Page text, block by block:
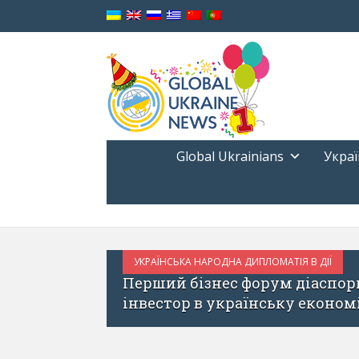
Global Ukrainians
– найбільший
РЕФОРМИ
ТРАВЕНЬ 22, 2017
Іван Крулько:
заробітчани та